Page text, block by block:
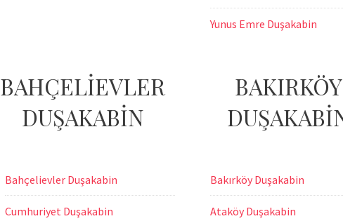
Yunus Emre Duşakabin
BAHÇELİEVLER
DUŞAKABİN
Bahçelievler Duşakabin
Cumhuriyet Duşakabin
BAKIRKÖY
Bakırköy Duşakabin
Ataköy Duşakabin